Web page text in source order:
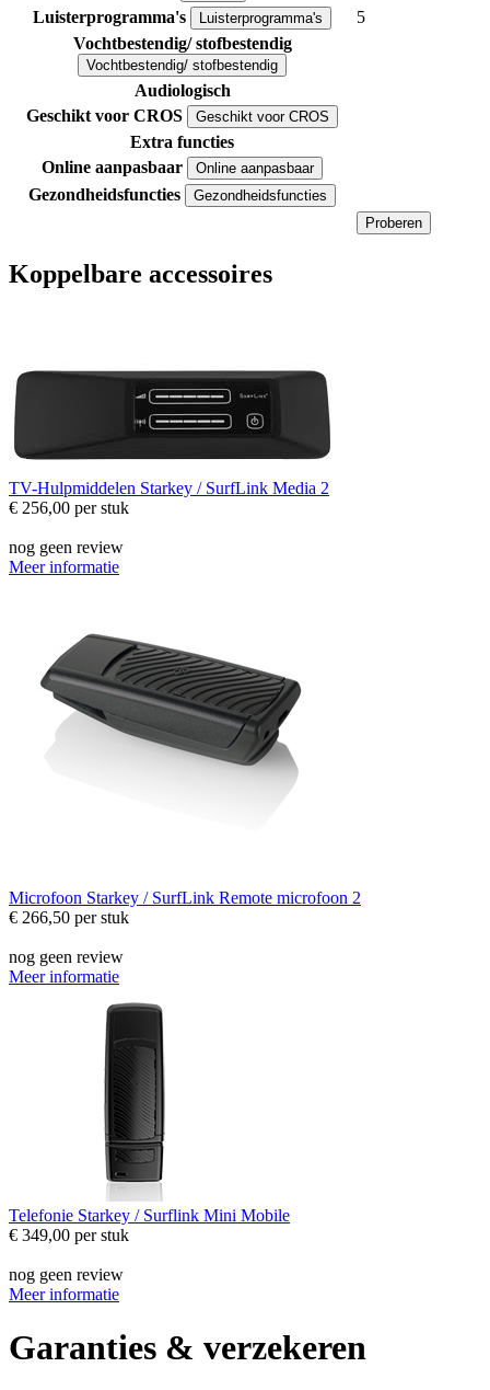
Luisterprogramma's
Luisterprogramma's
5
Vochtbestendig/ stofbestendig
Vochtbestendig/ stofbestendig
Audiologisch
Geschikt voor CROS
Geschikt voor CROS
Extra functies
Online aanpasbaar
Online aanpasbaar
Gezondheidsfuncties
Gezondheidsfuncties
Proberen
Koppelbare accessoires
TV-Hulpmiddelen Starkey / SurfLink Media 2
€ 256,00 per stuk
nog geen review
Meer informatie
Microfoon Starkey / SurfLink Remote microfoon 2
€ 266,50 per stuk
nog geen review
Meer informatie
Telefonie Starkey / Surflink Mini Mobile
€ 349,00 per stuk
nog geen review
Meer informatie
Garanties & verzekeren